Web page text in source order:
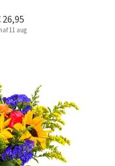
26,95
11 aug